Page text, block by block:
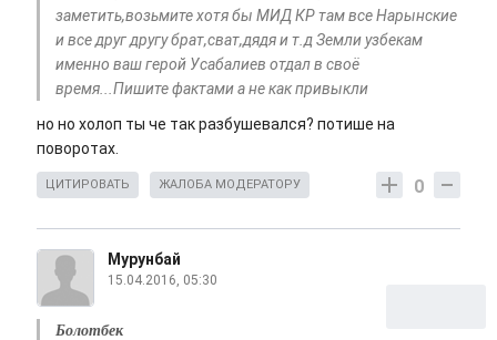
заметить,возьмите хотя бы МИД КР там все Нарынские
и все друг другу брат,сват,дядя и т.д Земли узбекам
именно ваш герой Усабалиев отдал в своё
время...Пишите фактами а не как привыкли
но но холоп ты че так разбушевался? потише на
поворотах.
0
ЦИТИРОВАТЬ ЖАЛОБА МОДЕРАТОРУ
Мурунбай
15.04.2016, 05:30
Болотбек